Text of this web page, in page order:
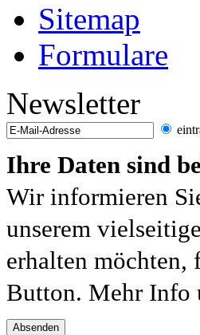
Sitemap
Formulare
Newsletter
Ihre Daten sind
Wir informieren
unserem
erhalten möchten,
Button. Mehr Info
Absenden